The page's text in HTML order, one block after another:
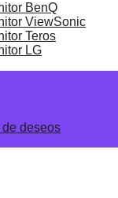
BenQ
ViewSonic
Teros
LG
deseos